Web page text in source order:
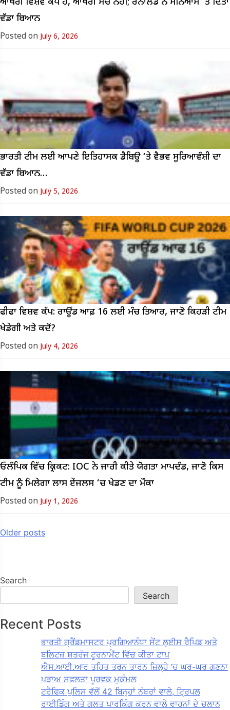
ਵੱਡਾ ਬਿਆਨ
Posted on July 6, 2026
ਭਾਰਤੀ ਟੀਮ ਲਈ ਆਪਣੇ ਇਤਿਹਾਸਕ ਡੈਬਿਊ ‘ਤੇ ਵੈਭਵ ਸੂਰਿਆਵੰਸ਼ੀ ਦਾ
ਵੱਡਾ ਬਿਆਨ…
Posted on July 5, 2026
ਫੀਫਾ ਵਿਸ਼ਵ ਕੱਪ: ਰਾਊਂਡ ਆਫ਼ 16 ਲਈ ਮੰਚ ਤਿਆਰ, ਜਾਣੋ ਕਿਹੜੀ ਟੀਮ
ਖੇਡੇਗੀ ਅਤੇ ਕਦੋਂ?
Posted on July 4, 2026
ਓਲੰਪਿਕ ਵਿੱਚ ਕ੍ਰਿਕਟ: IOC ਨੇ ਜਾਰੀ ਕੀਤੇ ਯੋਗਤਾ ਮਾਪਦੰਡ, ਜਾਣੋ ਕਿਸ
ਟੀਮ ਨੂੰ ਮਿਲੇਗਾ ਲਾਸ ਏਂਜਲਸ ‘ਚ ਖੇਡਣ ਦਾ ਮੌਕਾ
Posted on July 1, 2026
Posts
Older posts
Search
Search
Recent Posts
ਭਾਰਤੀ ਗ੍ਰੈਂਡਮਾਸਟਰ ਪ੍ਰਗਿਆਨੰਧਾ ਸੇਂਟ ਲੁਈਸ ਰੈਪਿਡ ਅਤੇ
ਬਲਿਟਜ਼ ਸ਼ਤਰੰਜ ਟੂਰਨਾਮੈਂਟ ਵਿੱਚ ਕੀਤਾ ਟਾਪ
ਐਸ.ਆਈ.ਆਰ ਤਹਿਤ ਤਰਨ ਤਾਰਨ ਜ਼ਿਲ੍ਹੇ ‘ਚ ਘਰ-ਘਰ ਗਣਨਾ
ਪੜਾਅ ਸਫਲਤਾ ਪੂਰਵਕ ਮੁਕੰਮਲ
ਟਰੈਫਿਕ ਪੁਲਿਸ ਵੱਲੋਂ 42 ਬਿਨ੍ਹਾਂ ਨੰਬਰਾਂ ਵਾਲੇ, ਟ੍ਰਿਪਲ
ਰਾਈਡਿੰਗ ਅਤੇ ਗਲਤ ਪਾਰਕਿੰਗ ਕਰਨ ਵਾਲੇ ਵਾਹਨਾਂ ਦੇ ਚਲਾਨ